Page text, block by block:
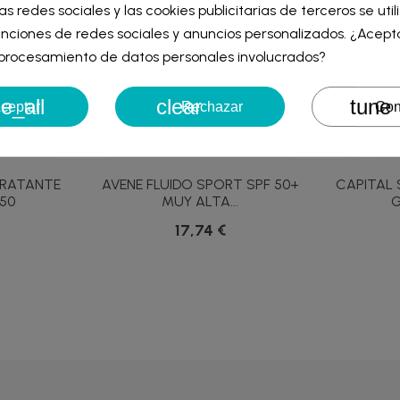
AVENE FLUIDO SPORT SPF 50+
MUY ALTA...
17,74 €
CAPITAL
de la lista de deseos
Cancelar Crear lista de
iniciar sesión para guardar productos en su lista de deseos.
Cancelar Iniciar
redes sociales y las cookies publicitarias de terceros se
de redes sociales y anuncios personalizados.
de datos personales involucrados?
clearRechazar tune